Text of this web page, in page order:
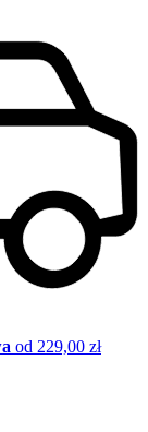
od 229,00 zł